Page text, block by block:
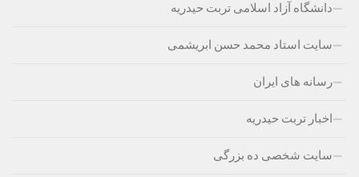
دانشگاه آزاد اسلامی تربت حیدریه
سایت استاد محمد حسن ابریشمی
رسانه های ایران
اخبار تربت حیدریه
سایت شخصی ده بزرگی